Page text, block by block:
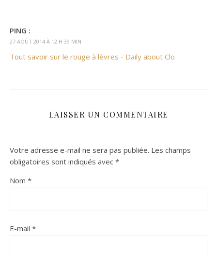
PING :
27 AOÛT 2014 À 12 H 39 MIN
Tout savoir sur le rouge à lèvres - Daily about Clo
LAISSER UN COMMENTAIRE
Votre adresse e-mail ne sera pas publiée. Les champs
obligatoires sont indiqués avec *
Nom *
E-mail *